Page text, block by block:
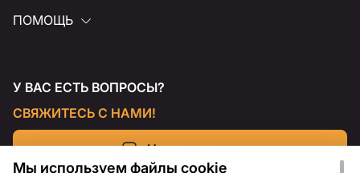
ПОМОЩЬ
У ВАС ЕСТЬ ВОПРОСЫ?
СВЯЖИТЕСЬ С НАМИ!
Напишите нам
Мы используем файлы cookie